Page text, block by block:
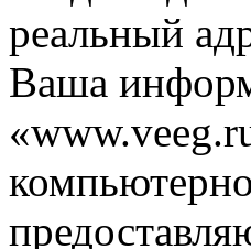
реальный
Ваша